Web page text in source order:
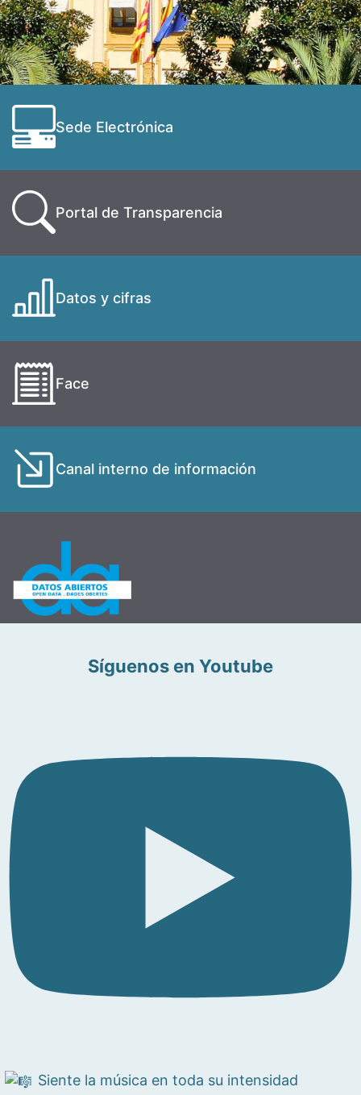
Sede Electrónica
Portal de Transparencia
Datos y cifras
Face
Canal interno de información
Síguenos en Youtube
Siente la música en toda su intensidad